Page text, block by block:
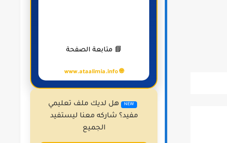
📘 متابعة الصفحة
🌐 www.ataalimia.info
NEW
هل لديك ملف تعليمي
مفيد؟ شاركه معنا ليستفيد
الجميع